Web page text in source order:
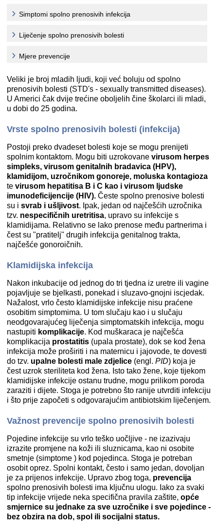
Simptomi spolno prenosivih infekcija
Liječenje spolno prenosivih bolesti
Mjere prevencije
Veliki je broj mladih ljudi, koji već boluju od spolno
prenosivih bolesti (STD's - sexually transmitted diseases).
U Americi čak dvije trećine oboljelih čine školarci ili mladi,
u dobi do 25 godina.
Vrste spolno prenosivih bolesti (infekcija)
Postoji preko dvadeset bolesti koje se mogu prenijeti
spolnim kontaktom. Mogu biti uzrokovane virusom herpes
simpleks, virusom genitalnih bradavica (HPV),
klamidijom, uzročnikom gonoreje, moluska kontagioza
te virusom hepatitisa B i C kao i virusom ljudske
imunodeficijencije (HIV). Česte spolno prenosive bolesti
su i svrab i ušljivost. Ipak, jedan od najčešćih uzročnika
tzv. nespecifičnih uretritisa, upravo su infekcije s
klamidijama. Relativno se lako prenose među partnerima i
čest su "pratitelj" drugih infekcija genitalnog trakta,
najčešće gonoroičnih.
Klamidijska infekcija
Nakon inkubacije od jednog do tri tjedna iz uretre ili vagine
pojavljuje se bjelkasti, ponekad i sluzavo-gnojni iscjedak.
Nažalost, vrlo često klamidijske infekcije nisu praćene
osobitim simptomima. U tom slučaju kao i u slučaju
neodgovarajućeg liječenja simptomatskih infekcija, mogu
nastupiti komplikacije. Kod muškaraca je najčešća
komplikacija prostatitis (upala prostate), dok se kod žena
infekcija može proširiti i na maternicu i jajovode, te dovesti
do tzv. upalne bolesti male zdjelice (engl. PID) koja je
čest uzrok steriliteta kod žena. Isto tako žene, koje tijekom
klamidijske infekcije ostanu trudne, mogu prilikom poroda
zaraziti i dijete. Stoga je potrebno što ranije utvrditi infekciju
i što prije započeti s odgovarajućim antibiotskim liječenjem.
Važnost prevencije spolno prenosivih bolesti
Pojedine infekcije su vrlo teško uočljive - ne izazivaju
izrazite promjene na koži ili sluznicama, kao ni osobite
smetnje (simptome ) kod pojedinca. Stoga je potreban
osobit oprez. Spolni kontakt, često i samo jedan, dovoljan
je za prijenos infekcije. Upravo zbog toga, prevencija
spolno prenosivih bolesti ima ključnu ulogu. Iako za svaki
tip infekcije vrijede neka specifična pravila zaštite, opće
smjernice su jednake za sve uzročnike i sve pojedince -
bez obzira na dob, spol ili socijalni status.